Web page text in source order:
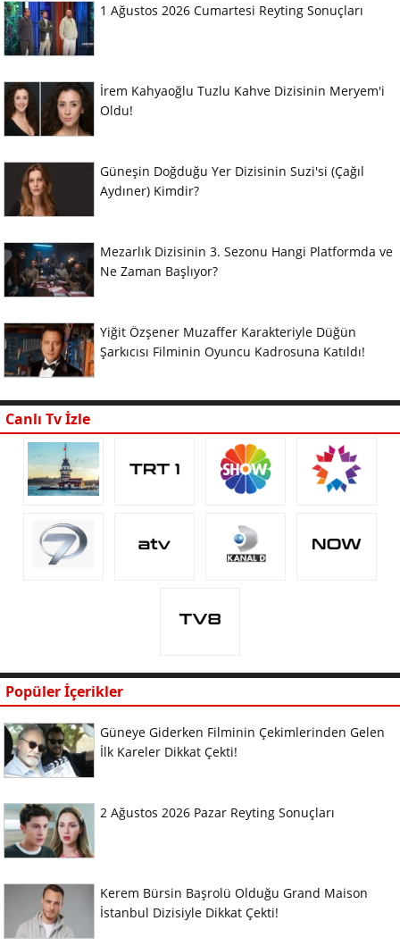
1 Ağustos 2026 Cumartesi Reyting Sonuçları
İrem Kahyaoğlu Tuzlu Kahve Dizisinin Meryem'i
Oldu!
Güneşin Doğduğu Yer Dizisinin Suzi'si (Çağıl
Aydıner) Kimdir?
Mezarlık Dizisinin 3. Sezonu Hangi Platformda ve
Ne Zaman Başlıyor?
Yiğit Özşener Muzaffer Karakteriyle Düğün
Şarkıcısı Filminin Oyuncu Kadrosuna Katıldı!
Canlı Tv İzle
Popüler İçerikler
Güneye Giderken Filminin Çekimlerinden Gelen
İlk Kareler Dikkat Çekti!
2 Ağustos 2026 Pazar Reyting Sonuçları
Kerem Bürsin Başrolü Olduğu Grand Maison
İstanbul Dizisiyle Dikkat Çekti!